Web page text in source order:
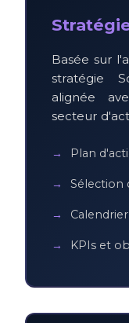
Basée sur
stratégie
alignée
secteur
Plan
Sélection
KPIs et